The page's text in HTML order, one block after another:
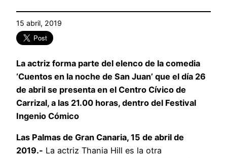
15 abril, 2019
La actriz forma parte del elenco de la comedia
‘Cuentos en la noche de San Juan’ que el día 26
de abril se presenta en el Centro Cívico de
Carrizal, a las 21.00 horas, dentro del Festival
Ingenio Cómico
Las Palmas de Gran Canaria, 15 de abril de
2019.- La actriz Thania Hill es la otra